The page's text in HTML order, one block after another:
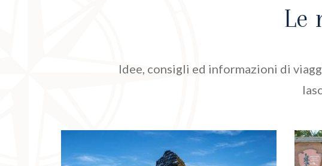
Le
Idee, consigli ed informazioni di